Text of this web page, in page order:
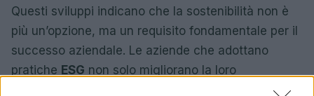
Questi sviluppi indicano che la sostenibilità non è
più un’opzione, ma un requisito fondamentale per il
successo aziendale. Le aziende che adottano
pratiche ESG non solo migliorano la loro